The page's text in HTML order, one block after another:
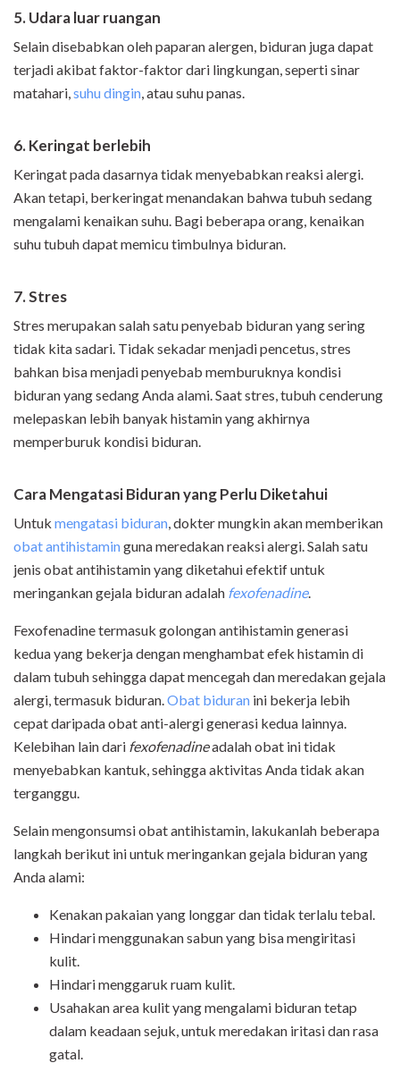
5. Udara luar ruangan
Selain disebabkan oleh paparan alergen, biduran juga dapat
terjadi akibat faktor-faktor dari lingkungan, seperti sinar
matahari, suhu dingin , atau suhu panas.
6. Keringat berlebih
Keringat pada dasarnya tidak menyebabkan reaksi alergi.
Akan tetapi, berkeringat menandakan bahwa tubuh sedang
mengalami kenaikan suhu. Bagi beberapa orang, kenaikan
suhu tubuh dapat memicu timbulnya biduran.
7. Stres
Stres merupakan salah satu penyebab biduran yang sering
tidak kita sadari. Tidak sekadar menjadi pencetus, stres
bahkan bisa menjadi penyebab memburuknya kondisi
biduran yang sedang Anda alami. Saat stres, tubuh cenderung
melepaskan lebih banyak histamin yang akhirnya
memperburuk kondisi biduran.
Cara Mengatasi Biduran yang Perlu Diketahui
Untuk mengatasi biduran , dokter mungkin akan memberikan
obat antihistaminguna meredakan reaksi alergi. Salah satu
jenis obat antihistamin yang diketahui efektif untuk
meringankan gejala biduran adalah fexofenadine.
Fexofenadine termasuk golongan antihistamin generasi
kedua yang bekerja dengan menghambat efek histamin di
dalam tubuh sehingga dapat mencegah dan meredakan gejala
alergi, termasuk biduran. Obat biduran ini bekerja lebih
cepat daripada obat anti-alergi generasi kedua lainnya.
Kelebihan lain dari fexofenadineadalah obat ini tidak
menyebabkan kantuk, sehingga aktivitas Anda tidak akan
terganggu.
Selain mengonsumsi obat antihistamin, lakukanlah beberapa
langkah berikut ini untuk meringankan gejala biduran yang
Anda alami:
Kenakan pakaian yang longgar dan tidak terlalu tebal.
Hindari menggunakan sabun yang bisa mengiritasi
kulit.
Hindari menggaruk ruam kulit.
Usahakan area kulit yang mengalami biduran tetap
dalam keadaan sejuk, untuk meredakan iritasi dan rasa
gatal.